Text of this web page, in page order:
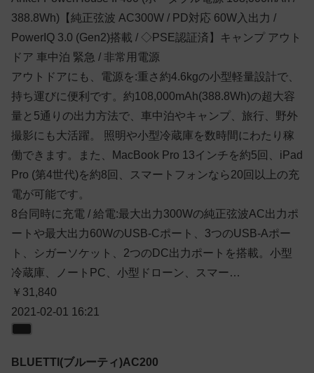
388.8Wh)【純正弦波 AC300W / PD対応 60W入出力 /
PowerIQ 3.0 (Gen2)搭載 / ◇PSE認証済】キャンプ アウト
ドア 車中泊 緊急 / 非常用電源
アウトドアにも、電源を:重さ約4.6kgの小型軽量設計で、
持ち運びに便利です。約108,000mAh(388.8Wh)の超大容
量と5通りの出力方法で、車中泊やキャンプ、旅行、野外
撮影にも大活躍。 照明や小型冷蔵庫を数時間にわたり稼
働できます。また、MacBook Pro 13インチを約5回、iPad
Pro (第4世代)を約8回、スマートフォンなら20回以上の充
電が可能です。
8台同時に充電 / 給電:最大出力300Wの純正弦波AC出力ポ
ートや最大出力60WのUSB-Cポート、3つのUSB-Aポー
ト、シガーソケット、2つのDC出力ポートを搭載。小型
冷蔵庫、ノートPC、小型ドローン、スマー…
￥31,840
2021-02-01 16:21
BLUETTI(ブルーティ)AC200